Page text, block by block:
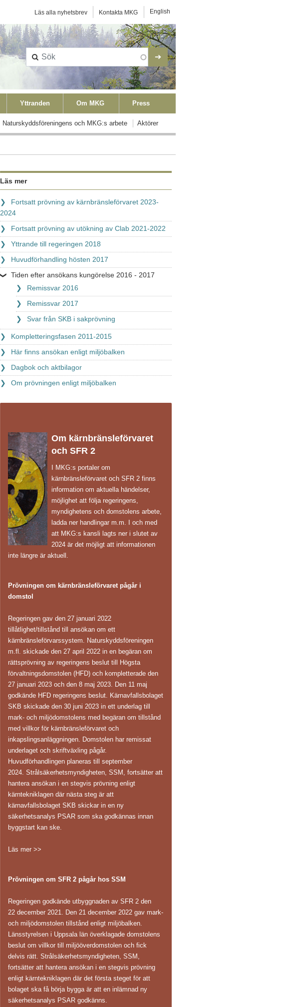
Läs alla nyhetsbrev Kontakta MKG English
Yttranden Om MKG Press
Naturskyddsföreningens och MKG:s arbete Aktörer
Läs mer
Fortsatt prövning av kärnbränsleförvaret 2023-
2024
Fortsatt prövning av utökning av Clab 2021-2022
Yttrande till regeringen 2018
Huvudförhandling hösten 2017
Tiden efter ansökans kungörelse 2016 - 2017
Remissvar 2016
Remissvar 2017
Svar från SKB i sakprövning
Kompletteringsfasen 2011-2015
Här finns ansökan enligt miljöbalken
Dagbok och aktbilagor
Om prövningen enligt miljöbalken
Om kärnbränsleförvaret
och SFR 2
I MKG:s portaler om
kärnbränsleförvaret och SFR 2 finns
information om aktuella händelser,
möjlighet att följa regeringens,
myndighetens och domstolens arbete,
ladda ner handlingar m.m. I och med
att MKG:s kansli lagts ner i slutet av
2024 är det möjligt att informationen
inte längre är aktuell.
Prövningen om kärnbränsleförvaret pågår i
domstol
Regeringen gav den 27 januari 2022
tillåtlighet/tillstånd till ansökan om ett
kärnbränsleförvarssystem. Naturskyddsföreningen
m.fl. skickade den 27 april 2022 in en begäran om
rättsprövning av regeringens beslut till Högsta
förvaltningsdomstolen (HFD) och kompletterade den
27 januari 2023 och den 8 maj 2023. Den 11 maj
godkände HFD regeringens beslut. Kärnavfallsbolaget
SKB skickade den 30 juni 2023 in ett underlag till
mark- och miljödomstolens med begäran om tillstånd
med villkor för kärnbränsleförvaret och
inkapslingsanläggningen. Domstolen har remissat
underlaget och skriftväxling pågår.
Huvudförhandlingen planeras till september
2024. Strålsäkerhetsmyndigheten, SSM, fortsätter att
hantera ansökan i en stegvis prövning enligt
kärntekniklagen där nästa steg är att
kärnavfallsbolaget SKB skickar in en ny
säkerhetsanalys PSAR som ska godkännas innan
byggstart kan ske.
Läs mer >>
Prövningen om SFR 2 pågår hos SSM
Regeringen godkände utbyggnaden av SFR 2 den
22 december 2021. Den 21 december 2022 gav mark-
och miljödomstolen tillstånd enligt miljöbalken.
Länsstyrelsen i Uppsala län överklagade domstolens
beslut om villkor till miljööverdomstolen och fick
delvis rätt. Strålsäkerhetsmyndigheten, SSM,
fortsätter att hantera ansökan i en stegvis prövning
enligt kärntekniklagen där det första steget för att
bolaget ska få börja bygga är att en inlämnad ny
säkerhetsanalys PSAR godkänns.